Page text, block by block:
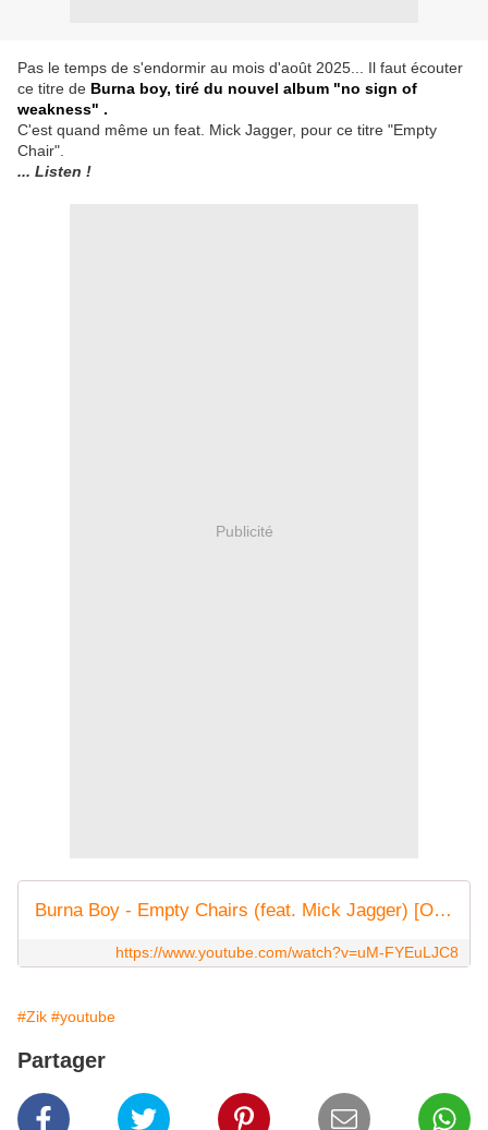
Pas le temps de s'endormir au mois d'août 2025... Il faut écouter
ce titre de Burna boy, tiré du nouvel album "no sign of
weakness" .
C'est quand même un feat. Mick Jagger, pour ce titre "Empty
Chair".
... Listen !
Publicité
Burna Boy - Empty Chairs (feat. Mick Jagger) [Official Audio]
https://www.youtube.com/watch?v=uM-FYEuLJC8
#Zik #youtube
Partager